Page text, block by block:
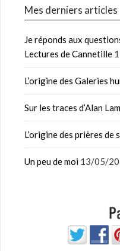
Mes derniers articles
Je réponds aux
Lectures de Cannetille
L’origine des Galeries
Sur les traces d’Alan
L’origine des prières de
Un peu de moi 13/05/